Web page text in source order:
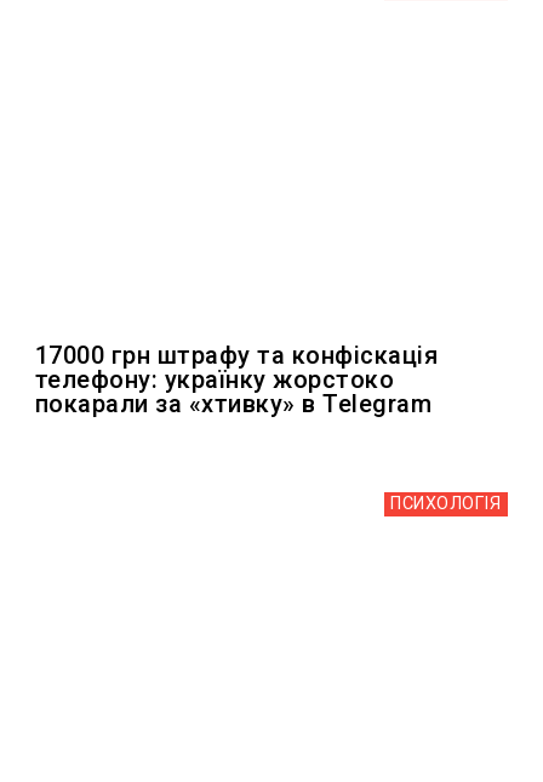
17000 грн штрафу та конфіскація
телефону: українку жорстоко
покарали за «хтивку» в Telegram
ПСИХОЛОГІЯ